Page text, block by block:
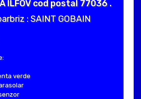
ILFOV cod postal 77036 .
: SAINT GOBAIN
verde